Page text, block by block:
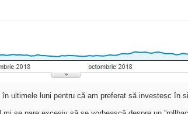
ultimele luni pentru că am preferat să investesc în